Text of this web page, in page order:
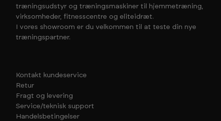
træningsudstyr og træningsmaskiner til hjemmetræning,
virksomheder, fitnesscentre og eliteidræt.
I vores showroom er du velkommen til at teste din nye
træningspartner.
Kontakt kundeservice
Retur
Fragt og levering
Service/teknisk support
Handelsbetingelser